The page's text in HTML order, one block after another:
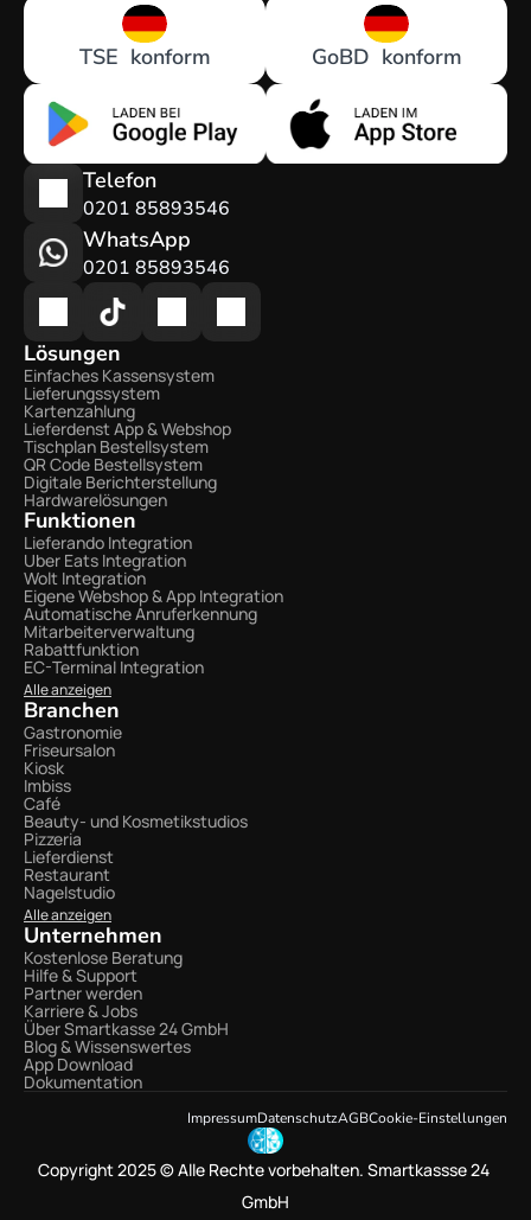
TSE  konform GoBD  konform
Telefon
0201 85893546
WhatsApp
0201 85893546
Lösungen
Einfaches Kassensystem
Lieferungssystem
Kartenzahlung
Lieferdenst App & Webshop
Tischplan Bestellsystem
QR Code Bestellsystem
Digitale Berichterstellung
Hardwarelösungen
Funktionen
Lieferando Integration
Uber Eats Integration
Wolt Integration
Eigene Webshop & App Integration
Automatische Anruferkennung
Mitarbeiterverwaltung
Rabattfunktion
EC-Terminal Integration
Alle anzeigen
Branchen
Gastronomie
Friseursalon
Kiosk
Imbiss
Café
Beauty- und Kosmetikstudios
Pizzeria
Lieferdienst
Restaurant
Nagelstudio
Alle anzeigen
Unternehmen
Kostenlose Beratung
Hilfe & Support
Partner werden
Karriere & Jobs
Über Smartkasse 24 GmbH
Blog & Wissenswertes
App Download
Dokumentation
Copyright 2025 © Alle Rechte vorbehalten. Smartkassse 24
GmbH
ImpressumDatenschutzAGBCookie-Einstellungen